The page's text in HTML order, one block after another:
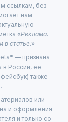
ссылкам, без
нам
«Реклама.
в статье.»
— признана
в России, её
также
или
и оформления
и только со